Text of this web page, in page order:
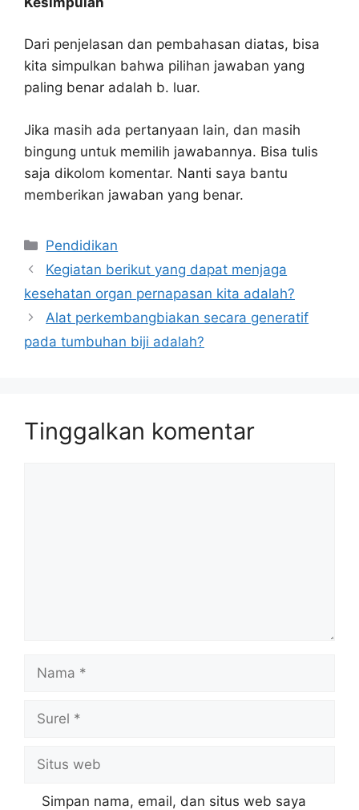
Dari penjelasan dan pembahasan diatas, bisa
kita simpulkan bahwa pilihan jawaban yang
paling benar adalah b. luar.
Jika masih ada pertanyaan lain, dan masih
bingung untuk memilih jawabannya. Bisa tulis
saja dikolom komentar. Nanti saya bantu
memberikan jawaban yang benar.
Kategori
Pendidikan
Kegiatan berikut yang dapat menjaga
kesehatan organ pernapasan kita adalah?
Alat perkembangbiakan secara generatif
pada tumbuhan biji adalah?
Tinggalkan komentar
web
Simpan nama, email, dan situs web saya